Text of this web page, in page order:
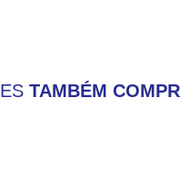
TAMBÉM